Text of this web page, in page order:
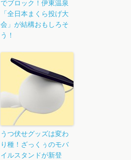
でブロック！伊東温泉
「全日本まくら投げ大
会」が結構おもしろそ
う！
うつ伏せグッズは変わ
り種！ざっくぅのモバ
イルスタンドが新登